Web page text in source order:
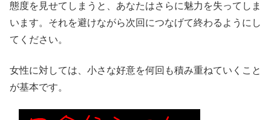
態度を見せてしまうと、あなたはさらに魅力を失ってしま
います。それを避けながら次回につなげて終わるようにし
てください。
女性に対しては、小さな好意を何回も積み重ねていくこと
が基本です。